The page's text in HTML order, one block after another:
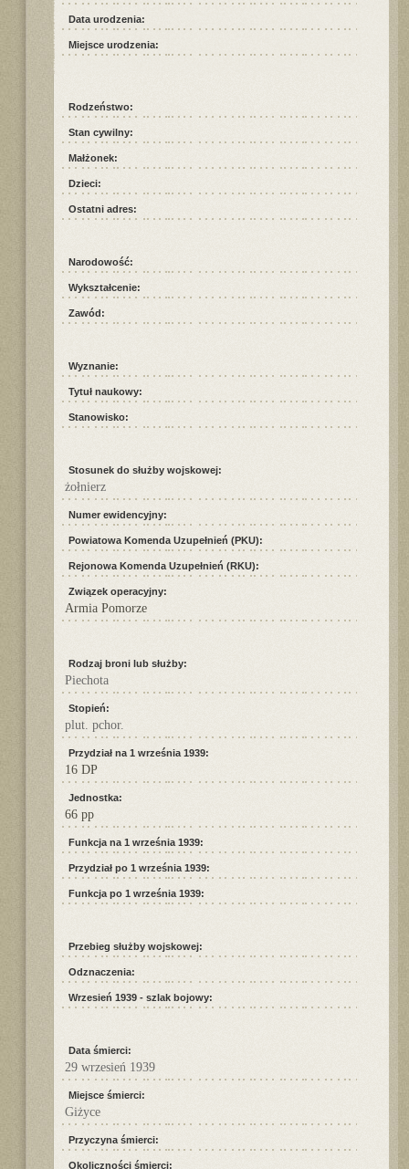
Data urodzenia:
Miejsce urodzenia:
Rodzeństwo:
Stan cywilny:
Małżonek:
Dzieci:
Ostatni adres:
Narodowość:
Wykształcenie:
Zawód:
Wyznanie:
Tytuł naukowy:
Stanowisko:
Stosunek do służby wojskowej:
żołnierz
Numer ewidencyjny:
Powiatowa Komenda Uzupełnień (PKU):
Rejonowa Komenda Uzupełnień (RKU):
Związek operacyjny:
Armia Pomorze
Rodzaj broni lub służby:
Piechota
Stopień:
plut. pchor.
Przydział na 1 września 1939:
16 DP
Jednostka:
66 pp
Funkcja na 1 września 1939:
Przydział po 1 września 1939:
Funkcja po 1 września 1939:
Przebieg służby wojskowej:
Odznaczenia:
Wrzesień 1939 - szlak bojowy:
Data śmierci:
29 wrzesień 1939
Miejsce śmierci:
Giżyce
Przyczyna śmierci:
Okoliczności śmierci: